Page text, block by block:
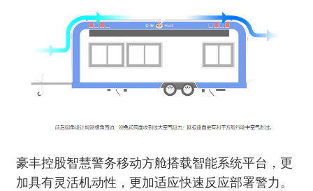
豪丰控股智慧警务移动方舱搭载智能系统平台，更
加具有灵活机动性，更加适应快速反应部署警力。